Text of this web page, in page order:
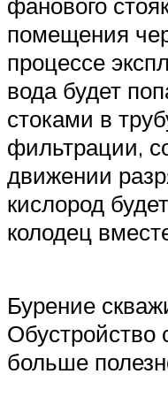
помещения
процессе
вода будет
стоками в
фильтрации,
движении
кислород
колодец
Бурение
Обустройство
больше